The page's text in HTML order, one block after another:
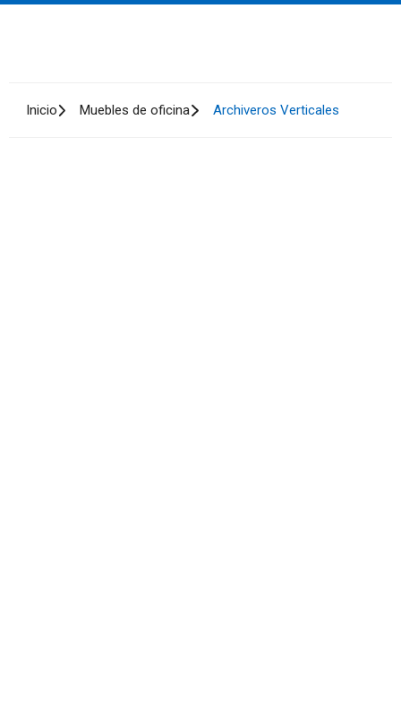
Inicio Muebles de oficina Archiveros Verticales